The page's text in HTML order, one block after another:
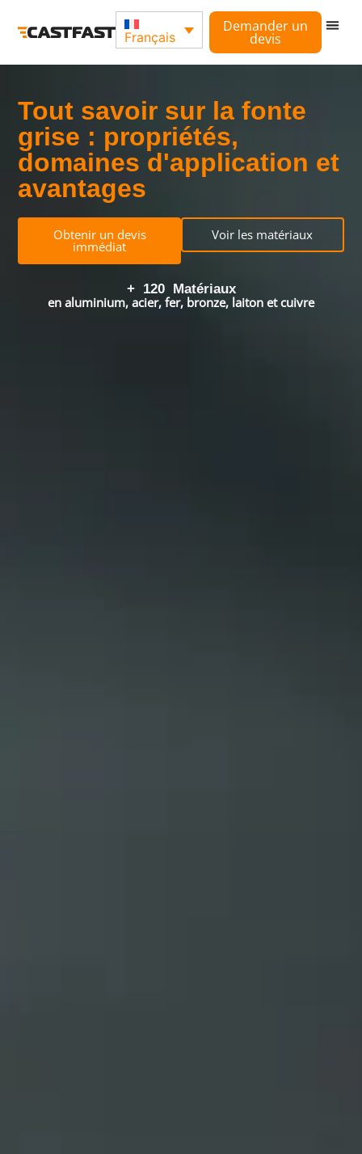
Demander un
devis
Français
Tout savoir sur la fonte
grise : propriétés,
domaines d'application et
avantages
Obtenir un devis
immédiat
Voir les matériaux
en aluminium, acier, fer, bronze, laiton et cuivre
+ 120
  Matériaux